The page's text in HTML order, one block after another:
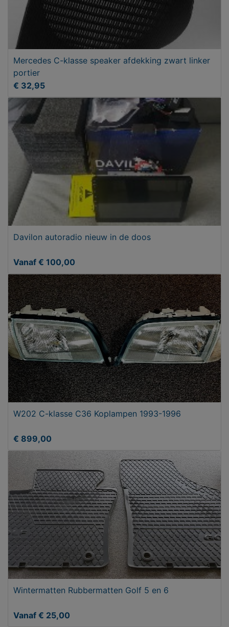
Mercedes C-klasse speaker afdekking zwart linker
portier
€ 32,95
Davilon autoradio nieuw in de doos
Vanaf € 100,00
W202 C-klasse C36 Koplampen 1993-1996
€ 899,00
Wintermatten Rubbermatten Golf 5 en 6
Vanaf € 25,00